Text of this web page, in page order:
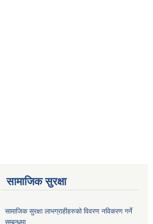
सामाजिक सुरक्षा
सामाजिक सुरक्षा लाभग्राहीहरुको विवरण नविकरण गर्ने
सम्बन्धमा